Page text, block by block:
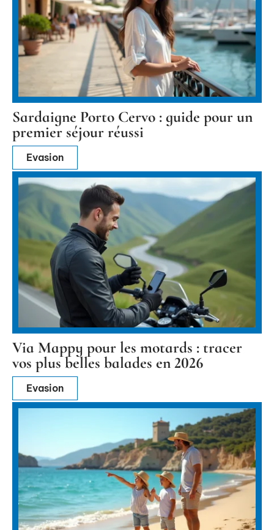
Sardaigne Porto Cervo : guide pour un
premier séjour réussi
Evasion
Via Mappy pour les motards : tracer
vos plus belles balades en 2026
Evasion